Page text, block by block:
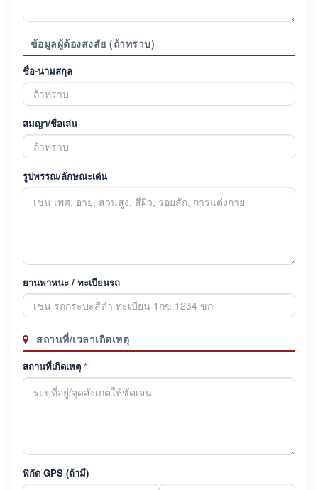
ข้อมูลผู้ต้องสงสัย (ถ้าทราบ)
ชื่อ-นามสกุล
สมญา/ชื่อเล่น
รูปพรรณ/ลักษณะเด่น
ยานพาหนะ / ทะเบียนรถ
สถานที่/เวลาเกิดเหตุ
สถานที่เกิดเหตุ *
พิกัด GPS (ถ้ามี)